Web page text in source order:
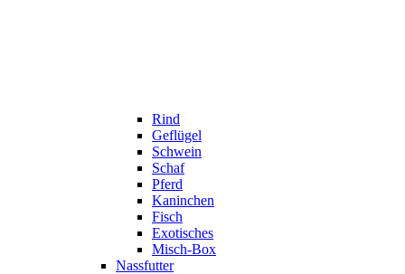
Rind
Geflügel
Schwein
Schaf
Pferd
Kaninchen
Fisch
Exotisches
Misch-Box
Nassfutter